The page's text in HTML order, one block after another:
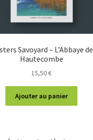
Savoyard – L’Abbaye de
Hautecombe
15,50€
Ajouter au panier